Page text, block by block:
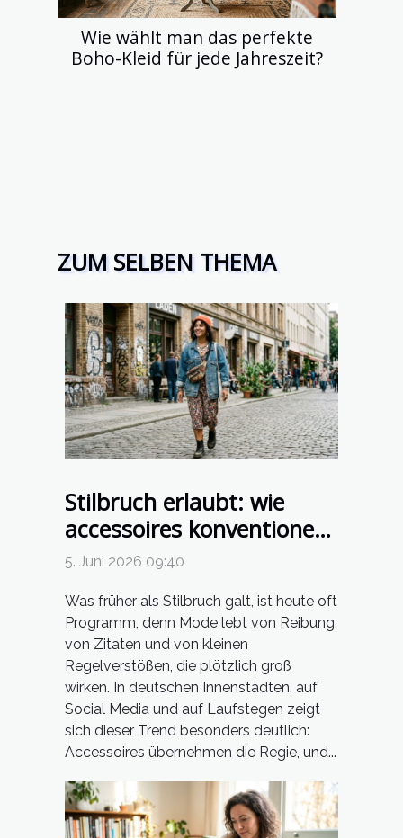
Wie wählt man das perfekte
Boho-Kleid für jede Jahreszeit?
ZUM SELBEN THEMA
Stilbruch erlaubt: wie
accessoires konventionen
herausfordern
5. Juni 2026 09:40
Was früher als Stilbruch galt, ist heute oft
Programm, denn Mode lebt von Reibung,
von Zitaten und von kleinen
Regelverstößen, die plötzlich groß
wirken. In deutschen Innenstädten, auf
Social Media und auf Laufstegen zeigt
sich dieser Trend besonders deutlich:
Accessoires übernehmen die Regie, und...